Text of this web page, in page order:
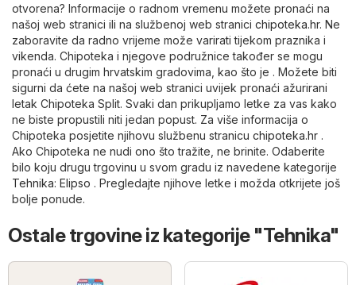
otvorena? Informacije o radnom vremenu možete pronaći na
našoj web stranici ili na službenoj web stranici chipoteka.hr. Ne
zaboravite da radno vrijeme može varirati tijekom praznika i
vikenda. Chipoteka i njegove podružnice također se mogu
pronaći u drugim hrvatskim gradovima, kao što je . Možete biti
sigurni da ćete na našoj web stranici uvijek pronaći ažurirani
letak Chipoteka Split. Svaki dan prikupljamo letke za vas kako
ne biste propustili niti jedan popust. Za više informacija o
Chipoteka posjetite njihovu službenu stranicu chipoteka.hr .
Ako Chipoteka ne nudi ono što tražite, ne brinite. Odaberite
bilo koju drugu trgovinu u svom gradu iz navedene kategorije
Tehnika: Elipso . Pregledajte njihove letke i možda otkrijete još
bolje ponude.
Ostale trgovine iz kategorije "Tehnika"